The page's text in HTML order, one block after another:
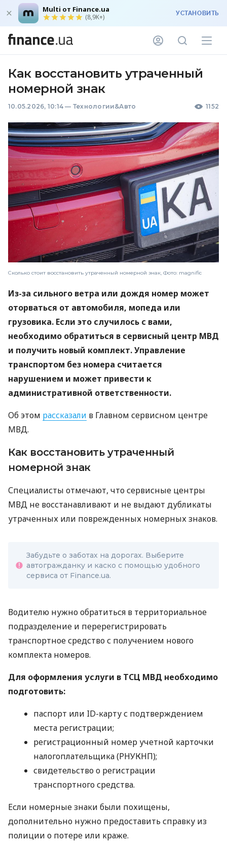
Multi от Finance.ua
(8,9K+) УСТАНОВИТЬ
Как восстановить утраченный
номерной знак
10.05.2026, 10:14 — Технологии&Авто 1152
Сколько стоит восстановить утраченный номерной знак, Фото: magnific
Из-за сильного ветра или дождя номер может
оторваться от автомобиля, мопеда или
грузовика. Если это случилось с вами,
необходимо обратиться в сервисный центр МВД
и получить новый комплект. Управление
транспортом без номера считается
нарушением и может привести к
административной ответственности.
Об этом рассказали в Главном сервисном центре
МВД.
Как восстановить утраченный
номерной знак
Специалисты отмечают, что сервисные центры
МВД не восстанавливают и не выдают дубликаты
утраченных или поврежденных номерных знаков.
Забудьте о заботах на дорогах. Выберите
автогражданку и каско с помощью удобного
сервиса от Finance.ua.
Водителю нужно обратиться в территориальное
подразделение и перерегистрировать
транспортное средство с получением нового
комплекта номеров.
Для оформления услуги в ТСЦ МВД необходимо
подготовить:
паспорт или ID-карту с подтверждением
места регистрации;
регистрационный номер учетной карточки
налогоплательщика (РНУКНП);
свидетельство о регистрации
транспортного средства.
Если номерные знаки были похищены,
дополнительно нужно предоставить справку из
полиции о потере или краже.